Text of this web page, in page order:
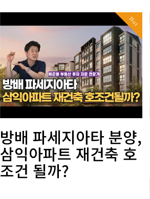
Hot
방배 파세지아타 분양,
삼익아파트 재건축 호
조건 될까?